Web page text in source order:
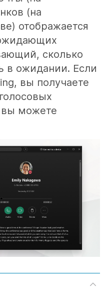
(на
отображается
сколько
в ожидании. Если
вы получаете
можете